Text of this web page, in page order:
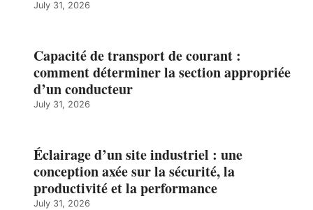
July 31, 2026
Capacité de transport de courant :
comment déterminer la section appropriée
d’un conducteur
July 31, 2026
Éclairage d’un site industriel : une
conception axée sur la sécurité, la
productivité et la performance
July 31, 2026